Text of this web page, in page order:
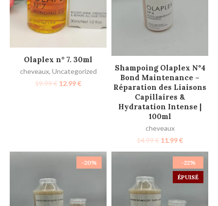
LIRE LA SUITE
Olaplex n° 7. 30ml
cheveaux, Uncategorized
19.99€ 12.99€
LIRE LA SUITE
Shampoing Olaplex Nº4
Bond Maintenance –
Réparation des Liaisons
Capillaires &
Hydratation Intense |
100ml
cheveaux
14.99€ 11.99€
-20%
-22%
ÉPUISÉ